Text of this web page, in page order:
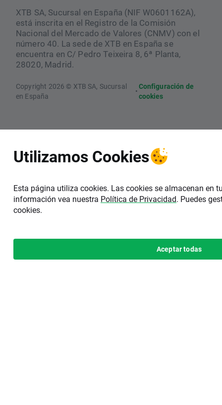
XTB SA, Sucursal en España (NIF W0601162A),
está inscrita en el Registro de la Comisión
Nacional del Mercado de Valores (CNMV) con el
número 40. La sede de XTB en España se
encuentra en C/ Pedro Teixeira 8, 6ª Planta,
28020, Madrid.
Copyright 2026 © XTB SA, Sucursal
en España
•
Configuración de
cookies
Utilizamos Cookies
Esta página utiliza cookies. Las cookies se almacenan en
información vea nuestra Política de Privacidad. Puedes
cookies.
Aceptar todas